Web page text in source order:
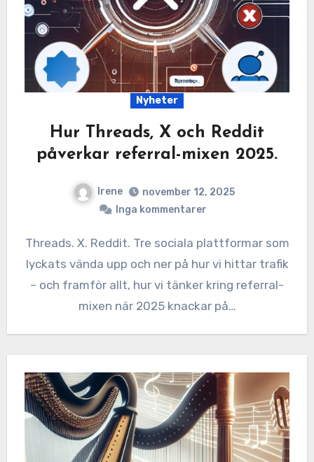
Nyheter
Hur Threads, X och Reddit
påverkar referral-mixen 2025.
Irene
november 12, 2025
Inga kommentarer
Threads. X. Reddit. Tre sociala plattformar som
lyckats vända upp och ner på hur vi hittar trafik
– och framför allt, hur vi tänker kring referral-
mixen när 2025 knackar på…